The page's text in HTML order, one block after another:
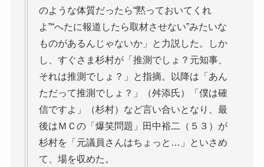
のような体質だったら“黙っておいてくれ
よ”“へたに報道したら取材させない”みたいな
ものがあるんじゃないか」と力説した。しか
し、すぐさま杉村が「推測でしょ？元知事、
それは推測でしょ？」と指摘。以降は「あん
ただって推測でしょ？」（舛添氏）「僕は確
信ですよ」（杉村）など言い合いとなり、最
後はＭＣの「爆笑問題」田中裕二（５３）が
杉村を「元議員さんはちょっと…」といさめ
て、場を収めた。